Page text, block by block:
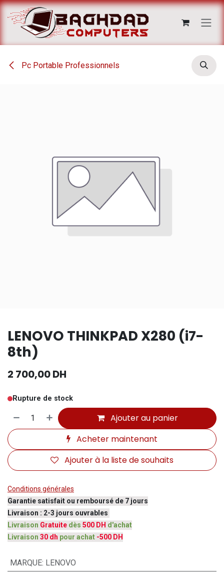
Se rendre au contenu
Pc Portable Professionnels
LENOVO THINKPAD X280 (i7-
8th)
2 700,00DH
Rupture de stock
Ajouter au panier
Acheter maintenant
Ajouter à la liste de souhaits
Conditions générales
Garantie satisfait ou remboursé de 7 jours
Livraison : 2-3 jours ouvrables
Livraison Gratuite dès 500 DH d'achat
Livraison 30 dh pour achat -500 DH
MARQUE: LENOVO